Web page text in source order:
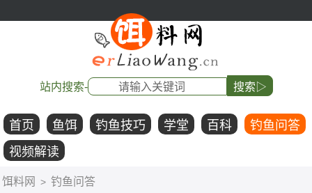
站内搜索- 搜索▷
首页 鱼饵 钓鱼技巧 学堂 百科
钓鱼问答
视频解读
饵料网 > 钓鱼问答